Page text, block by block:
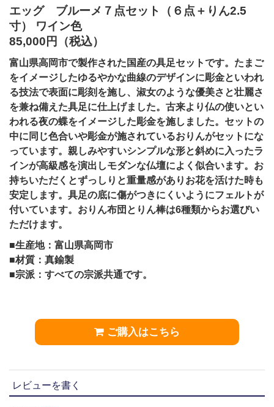
エッグ ブルーメ７点セット（６点＋りん2.5
寸） ワイン色
85,000円（税込）
富山県高岡市で製作された国産の具足セットです。たまご
をイメージしたゆるやかな曲線のデザインに彫金といわれ
る技法で表面に彫刻を施し、淑女のような優美さと壮麗さ
を兼ね備えた具足に仕上げました。古来より仏の使いとい
われる夜の蝶をイメージした彫金を施しました。セットの
中に同じ色合いや彫金が施されているおりんがセットにな
っています。親しみやすいシンプルな形と斜めに入ったラ
インが高級感を演出しモダンな仏壇によく似合います。 お
持ちいただくとずっしりと重量感がありお花を活けた時も
安定します。 具足の底に傷がつきにくいようにフェルトが
付いています。おりん布団とりん棒は6種類からお選びい
ただけます。
■生産地：富山県高岡市
■材質：真鍮製
■宗派：すべての宗派共通です。
ご購入はこちら
レビューを書く